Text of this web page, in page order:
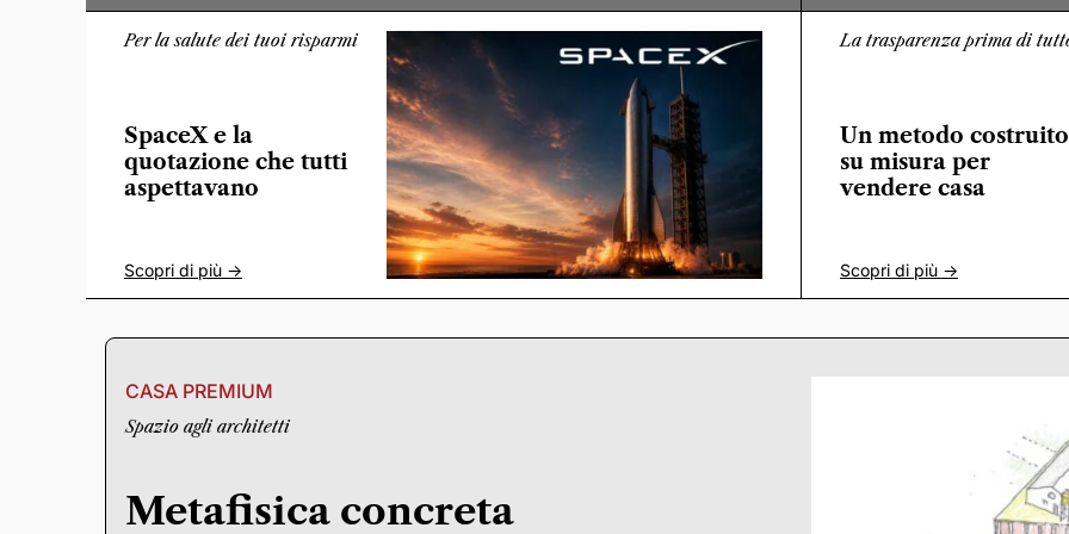
Per la salute dei tuoi risparmi
SpaceX e la
quotazione che tutti
aspettavano
Scopri di più ->
La trasparenza prima di
Un metodo costruito
su misura per
vendere casa
Scopri di più ->
CASA PREMIUM
Spazio agli architetti
Metafisica concreta